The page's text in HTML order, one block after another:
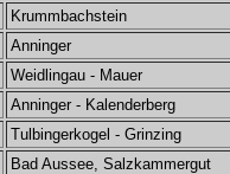
Krummbachstein
Anninger
Weidlingau - Mauer
Anninger - Kalenderberg
Tulbingerkogel - Grinzing
Bad Aussee, Salzkammergut